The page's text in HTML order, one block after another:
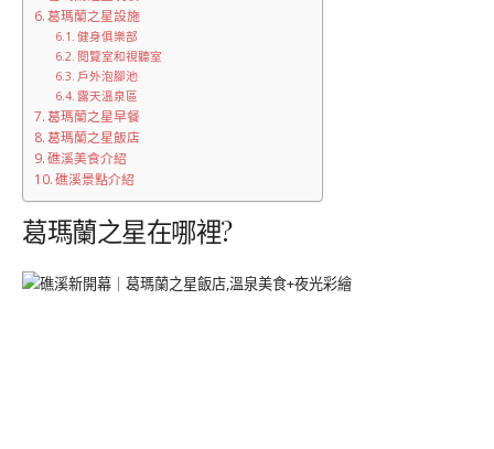
葛瑪蘭之星設施
健身俱樂部
閱覽室和視聽室
戶外泡腳池
露天溫泉區
葛瑪蘭之星早餐
葛瑪蘭之星飯店
礁溪美食介紹
礁溪景點介紹
葛瑪蘭之星在哪裡?